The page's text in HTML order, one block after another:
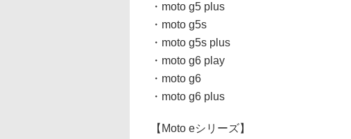
・moto g5 plus
・moto g5s
・moto g5s plus
・moto g6 play
・moto g6
・moto g6 plus
【Moto eシリーズ】